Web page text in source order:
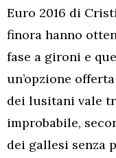
Euro 2016 di
finora hanno
fase a gironi e
un’opzione
dei lusitani vale
improbabile,
dei gallesi senza